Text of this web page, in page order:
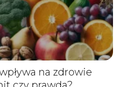
na zdrowie